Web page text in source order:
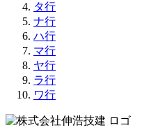
タ行
ナ行
ハ行
マ行
ヤ行
ラ行
ワ行